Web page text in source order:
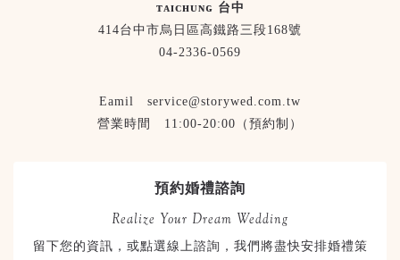
ᴛᴀɪᴄʜᴜɴɢ 台中
414台中市烏日區高鐵路三段168號
04-2336-0569
Eamil service@storywed.com.tw
營業時間 11:00-20:00（預約制）
預約婚禮諮詢
Realize Your Dream Wedding
留下您的資訊，或點選線上諮詢，我們將盡快安排婚禮策